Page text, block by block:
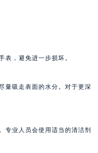
表，避免进一步损坏。
量吸走表面的水分。对于更深
专业人员会使用适当的清洁剂